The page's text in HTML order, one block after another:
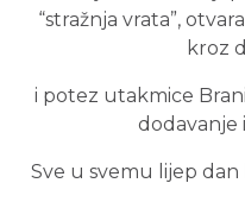
“stražnja vrata”,
kroz
i potez utakmice
dodavanje
Sve u svemu lijep